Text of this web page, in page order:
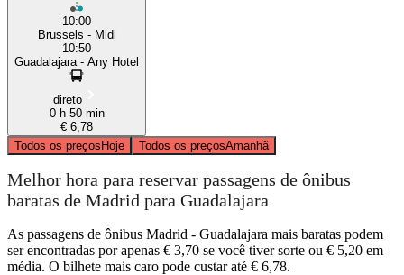
10:00
Brussels - Midi
10:50
Guadalajara - Any Hotel
direto
0 h 50 min
€ 6,78
Todos os preçosHoje Todos os preçosAmanhã
Melhor hora para reservar passagens de ônibus
baratas de Madrid para Guadalajara
As passagens de ônibus Madrid - Guadalajara mais baratas podem
ser encontradas por apenas € 3,70 se você tiver sorte ou € 5,20 em
média. O bilhete mais caro pode custar até € 6,78.